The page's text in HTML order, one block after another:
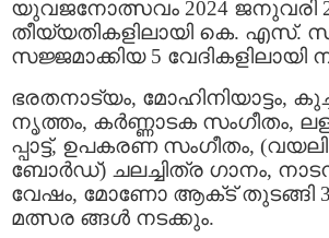
യുവജനോത്സവം 2024 ജനുവരി 21,
തീയ്യതികളിലായി കെ. എസ്.
സജ്ജമാക്കിയ 5 വേദികളിലായി
ഭരതനാട്യം, മോഹിനിയാട്ടം,
നൃത്തം, കർണ്ണാടക സംഗീതം,
പ്പാട്ട്, ഉപകരണ സംഗീതം,
ബോർഡ്) ചലച്ചിത്ര ഗാനം, നാടന്‍
വേഷം, മോണോ ആക്‌ട് തുടങ്ങി
മത്സര ങ്ങള്‍ നടക്കും.